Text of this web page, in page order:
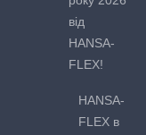
від
HANSA-
FLEX!
HANSA-
FLEX в